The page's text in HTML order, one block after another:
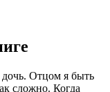
дочь. Отцом я быть
сложно. Когда